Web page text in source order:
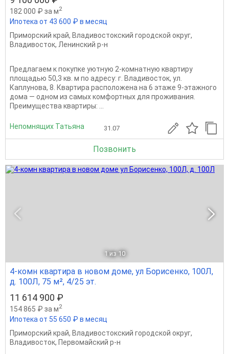
182 000 ₽ за м2
Ипотека от 43 600 ₽ в месяц
Приморский край, Владивостокский городской округ,
Владивосток, Ленинский р-н
Предлагаем к покупке уютную 2-комнатную квартиру
площадью 50,3 кв. м по адресу: г. Владивосток, ул.
Каплунова, 8. Квартира расположена на 6 этаже 9-этажного
дома — одном из самых комфортных для проживания.
Преимущества квартиры: ...
Непомнящих Татьяна 31.07
Позвонить
1 из 10
4-комн квартира в новом доме, ул Борисенко, 100Л,
д. 100Л, 75 м², 4/25 эт.
11 614 900 ₽
154 865 ₽ за м2
Ипотека от 55 650 ₽ в месяц
Приморский край, Владивостокский городской округ,
Владивосток, Первомайский р-н